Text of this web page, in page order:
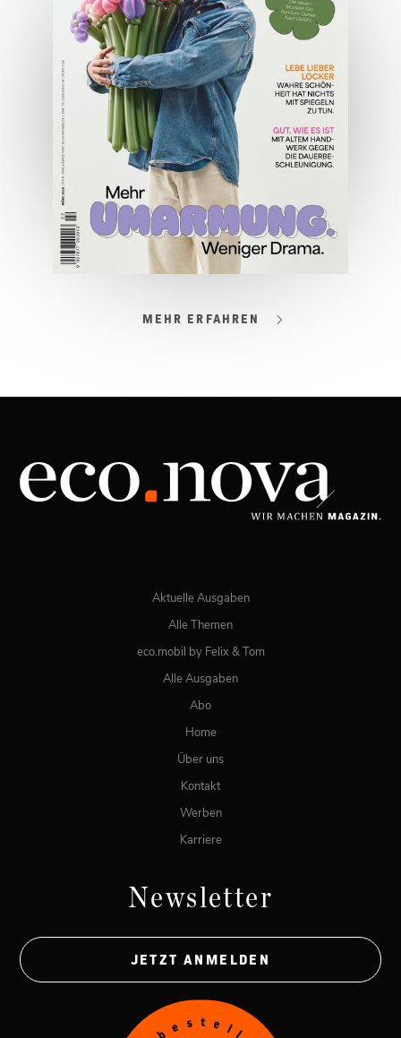
JETZT BESTELLEN
ONLINE LESEN
03/2026
JETZT BESTELLEN
MEHR ERFAHREN
Aktuelle Ausgaben
Alle Themen
eco.mobil by Felix & Tom
Alle Ausgaben
Abo
Home
Über uns
Kontakt
Werben
Karriere
Newsletter
JETZT ANMELDEN